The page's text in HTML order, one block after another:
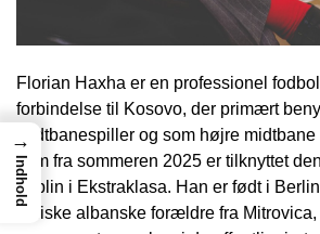
Florian Haxha er en professionel
forbindelse til Kosovo, der primært
midtbanespiller og som højre
som fra sommeren 2025 er tilknyttet
Lublin i Ekstraklasa. Han er født i
etniske albanske forældre fra
→
Indhold